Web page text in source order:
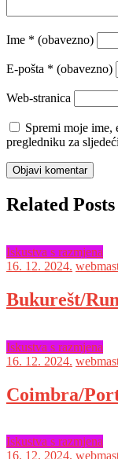
Ime * (obavezno)
E-pošta * (obavezno)
Web-stranica
Spremi moje ime,
pregledniku za
Related Posts
Iskustva s razmjena
16. 12. 2024.
Bukurešt/
Iskustva s razmjena
16. 12. 2024.
Coimbra/
Iskustva s razmjena
16. 12. 2024.